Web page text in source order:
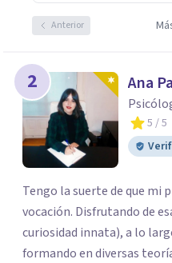
Anterior
2 Ana
5 / 5
Tengo la suerte de que mi
vocación. Disfrutando de
curiosidad innata), a lo
formando en diversas